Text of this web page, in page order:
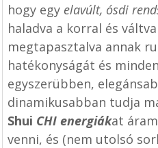
hogy egy elavúlt, ósdi
haladva a korral és
megtapasztalva annak
hatékonyságát és
egyszerübben,
dinamikusabban tudja
Shui CHI energiákat
venni, és (nem utolsó